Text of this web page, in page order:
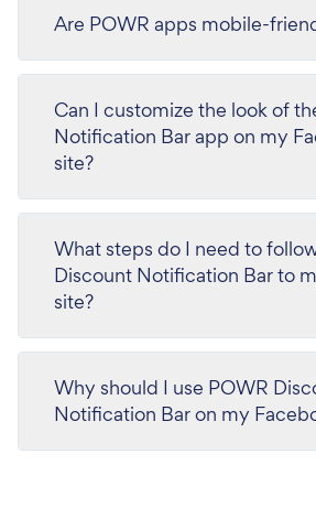
Are POWR apps mobile-
Can I customize the look of
Notification Bar app on my
site?
What steps do I need to
Discount Notification Bar to
site?
Why should I use POWR
Notification Bar on my